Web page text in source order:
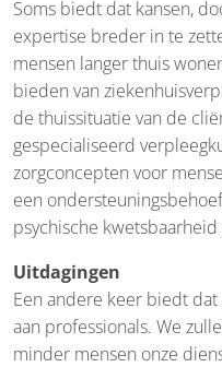
Soms biedt dat kansen,
expertise breder in te
mensen langer thuis
bieden van
de thuissituatie van de
gespecialiseerd
zorgconcepten voor
een
psychische
Uitdagingen
Een andere keer biedt
aan professionals. We
minder mensen onze